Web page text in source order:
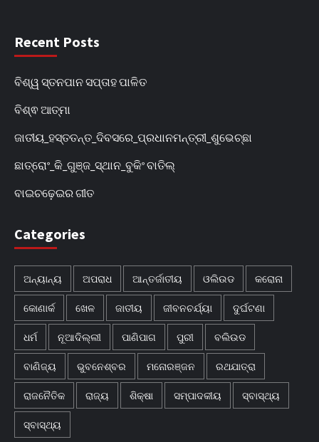
Recent Posts
ବିଶ୍ୱ ସ୍ତନପାନ ସପ୍ତାହ ପାଳିତ
ବିଶ୍ଵ ଆତ୍ମା
ଜାତୀୟ_ହସ୍ତତନ୍ତ_ଦିବସରେ_ପ୍ରଧାନମନ୍ତ୍ରୀ_ଶୁଭେଚ୍ଛା
ଛାତ୍ରୋଂ_କି_ଗୁଞ୍ଜ_ସ୍ଥାନ_ବୁକିଂ ବାତିଲ୍
ବାଇଚଢ଼େଇର ଗୀତ
Categories
ଅନ୍ୟାନ୍ୟ ଅପରାଧ ଆନ୍ତର୍ଜାତୀୟ ଓଲିଉଡ କରୋନା
କୋଣାର୍କ ଖେଳ ଜାତୀୟ ଜୀବନଚର୍ଯ୍ୟା ଦୁର୍ଘଟଣା
ଧର୍ମ ନୂଆଦିଲ୍ଲୀ ପାଣିପାଗ ପୁରୀ ବଲିଉଡ
ବାଣିଜ୍ୟ ଭୁବନେଶ୍ବର ମନୋରଞ୍ଜନ ରଥଯାତ୍ରା
ରାଜନୈତିକ ରାଜ୍ୟ ଶିକ୍ଷା ସମ୍ପାଦକୀୟ ସ୍ବାସ୍ଥ୍ୟ
ସ୍ବାସ୍ଥ୍ୟ